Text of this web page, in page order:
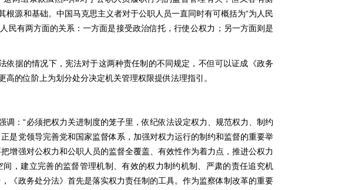
源和基础。中国马克思主义者对于公职人员一直同时有可概括为“为人民
民有两方面的关系：一方面是接受政治信托，行使公权力；另一方面则是
依据的情况下，宪法对于这两种责任制的不同规定，不但可以证成《政务
的位阶上为划分处分决定机关管理权限提供法理指引。
调：“必须把权力关进制度的笼子里，依纪依法设定权力、规范权力、制约
是党领导完善党和国家监督体系，加强对权力运行的制约和监督的重要举
增强对公权力和公职人员的监督全覆盖、有效性作为着力点，推进公权力
，建立完善的监督管理机制、有效的权力制约机制、严肃的责任追究机
《政务处分法》首先是落实权力责任制的工具。作为监察体制改革的重要